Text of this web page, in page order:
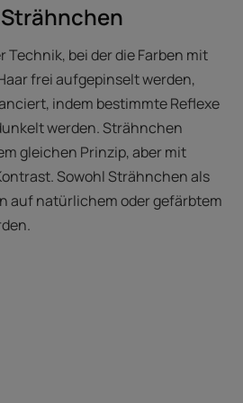
Technik, bei der die Farben mit
frei aufgepinselt werden,
indem bestimmte Reflexe
werden. Strähnchen
gleichen Prinzip, aber mit
Sowohl Strähnchen als
auf natürlichem oder gefärbtem